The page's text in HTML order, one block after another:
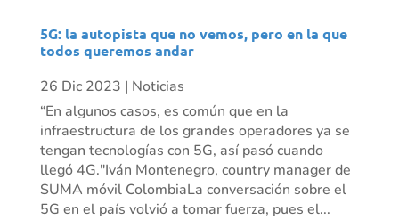
5G: la autopista que no vemos, pero en la que
todos queremos andar
26 Dic 2023 | Noticias
“En algunos casos, es común que en la
infraestructura de los grandes operadores ya se
tengan tecnologías con 5G, así pasó cuando
llegó 4G."Iván Montenegro, country manager de
SUMA móvil ColombiaLa conversación sobre el
5G en el país volvió a tomar fuerza, pues el...